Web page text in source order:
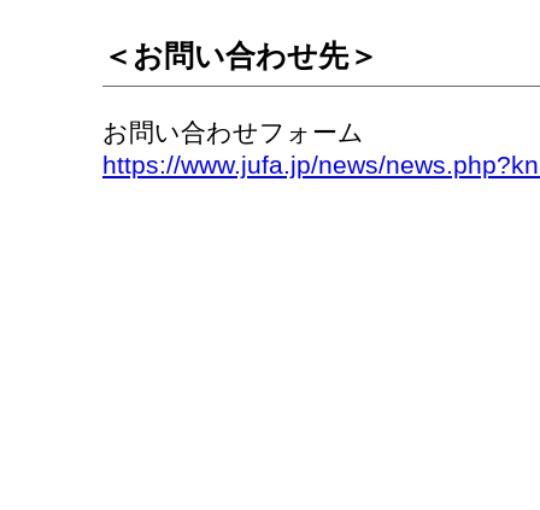
＜お問い合わせ先＞
お問い合わせフォーム
https://www.jufa.jp/news/